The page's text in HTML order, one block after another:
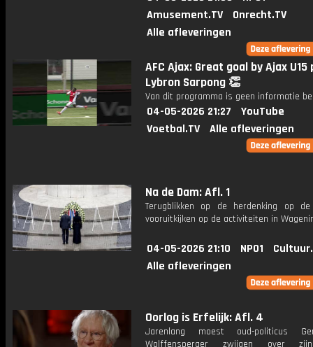
Amusement.TV
Onrecht.TV
Alle afleveringen
AFC Ajax: Great goal by Ajax U15
Lybron Sarpong 👏
Van dit programma is geen informatie
04-05-2026 21:27
YouTube
Voetbal.TV
Alle afleveringen
Na de Dam: Afl. 1
Terugblikken op de herdenking op
vooruitkijken op de activiteiten in
04-05-2026 21:10 NPO1
Alle afleveringen
Oorlog is Erfelijk: Afl. 4
Jarenlang moest oud-politicus
Wolffensperger zwijgen over